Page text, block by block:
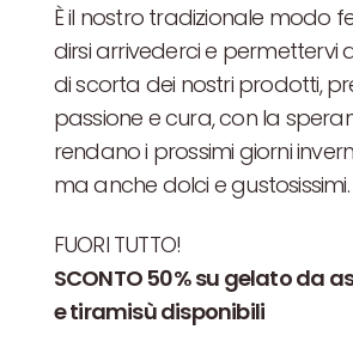
È il nostro tradizionale modo
dirsi arrivederci e permettervi
di scorta dei nostri prodotti,
passione e cura, con la
rendano i prossimi giorni
ma anche dolci e gustosissimi.
FUORI TUTTO!
SCONTO 50% su gelato da
e tiramisù disponibili